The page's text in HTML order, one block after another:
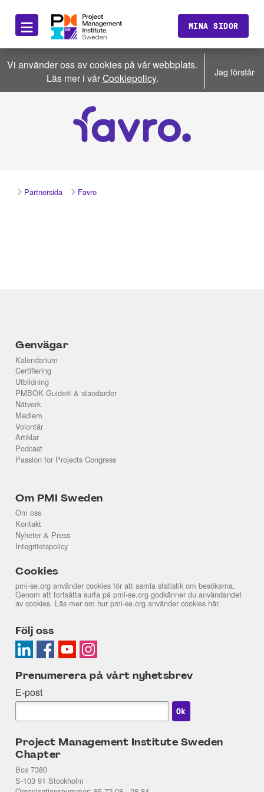
≡ MINA SIDOR
Vi använder oss av cookies på vår webbplats.
Läs mer i vårCookiepolicy. Jag förstår
Partnersida Favro
Company
Company information
WWW (link)
LinkedIn (link)
Save
Date
Title
Introduction
Link
Save
Date
Title
Introduction
Link
Save
Date
Location
Link
Save
Date
Location
Link
Save
Genvägar
Kalendarium
Certifiering
Utbildning
PMBOK Guide® & standarder
Nätverk
Medlem
Volontär
Artiklar
Podcast
Passion for Projects Congress
Om PMI Sweden
Om oss
Kontakt
Nyheter & Press
Integritetspolicy
Cookies
pmi-se.org använder cookies för att samla statistik om besökarna.
Genom att fortsätta surfa på pmi-se.org godkänner du användandet
av cookies. Läs mer om hur pmi-se.org använder cookies här.
Följ oss
Prenumerera på vårt nyhetsbrev
E-post
Project Management Institute Sweden
Chapter
Box 7380
S-103 91 Stockholm